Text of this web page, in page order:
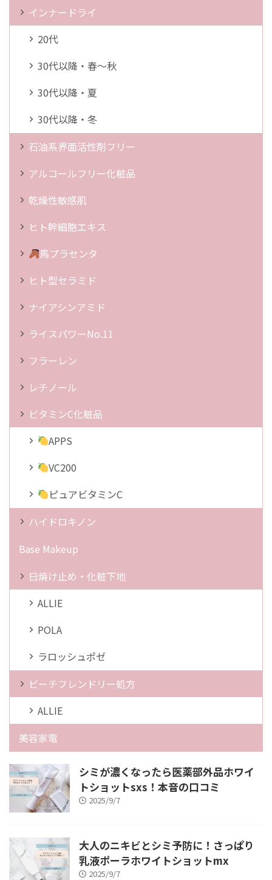
インナードライ
20代
30代以降・春～秋
30代以降・夏
30代以降・冬
石油系界面活性剤フリー
アルコールフリー化粧品
乾燥性敏感肌
ヒト幹細胞エキス
馬プラセンタ
ヒト型セラミド
ナイアシンアミド
ライスパワーNo.11
フラーレン
レチノール
ビタミンC化粧品
APPS
VC200
ピュアビタミンC
ハイドロキノン
Base Makeup
日焼け止め・化粧下地
ALLIE
POLA
ラロッシュポゼ
ビーチフレンドリー処方
ALLIE
美容家電
シミが濃くなったら医薬部外品ホワイ
トショットsxs！本音の口コミ
2025/9/7
大人のニキビとシミ予防に！さっぱり
乳液ポーラホワイトショットmx
2025/9/7